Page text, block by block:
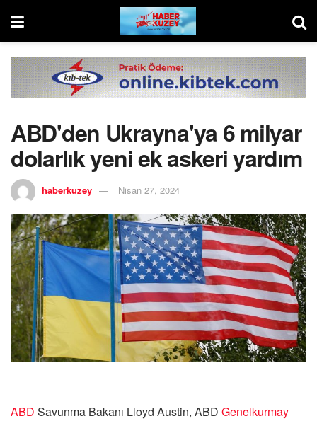
ABD'den Ukrayna'ya 6 milyar
dolarlık yeni ek askeri yardım
haberkuzey Nisan 27, 2024
ABD Savunma Bakanı Lloyd Austin, ABD Genelkurmay